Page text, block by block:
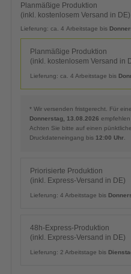
Planmäßige Produktion
(inkl. kostenlosem Versand in DE)
Lieferung: ca. 4 Arbeitstage bis
Planmäßige Produktion
(inkl. kostenlosem Versand in
Lieferung: ca. 4 Arbeitstage bis
* Wir versenden fristgerecht. Für
Donnerstag, 13.08.2026 empfehlen
Achten Sie bitte auf einen
Druckdateneingang bis 12:00 Uhr
Priorisierte Produktion
(inkl. Express-Versand in DE)
Lieferung: 4 Arbeitstage bis
48h-Express-Produktion
(inkl. Express-Versand in DE)
Lieferung: 2 Arbeitstage bis